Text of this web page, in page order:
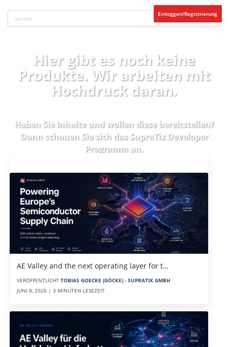
Einloggen/Registrierung
Hier gibt es noch keine
Produkte. Wir arbeiten mit
Hochdruck daran.
Haben Sie Inhalte und wollen diese bereitstellen?
Dann schauen Sie sich das SupraTix Developer
Programman.
AE Valley and the next operating layer for t…
VERÖFFENTLICHT TOBIAS GOECKE (GÖCKE) - SUPRATIX GMBH
JUNI 8, 2026 | 3 MINUTEN LESEZEIT